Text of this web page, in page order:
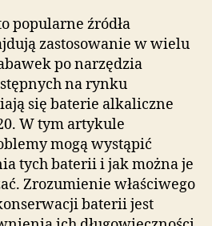
popularne źródła
zastosowanie w wielu
po narzędzia
na rynku
się baterie alkaliczne
W tym artykule
mogą wystąpić
tych baterii i jak można je
Zrozumienie właściwego
baterii jest